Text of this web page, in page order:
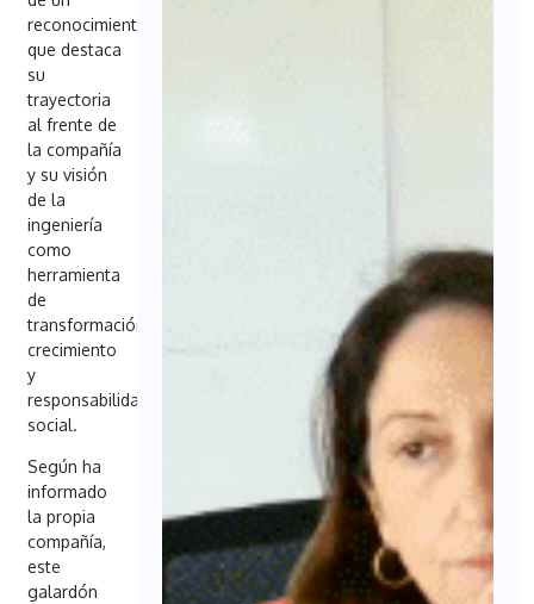
reconocimiento
que destaca
su
trayectoria
al frente de
la compañía
y su visión
de la
ingeniería
como
herramienta
de
transformación,
crecimiento
y
responsabilidad
social.
Según ha
informado
la propia
compañía,
este
galardón